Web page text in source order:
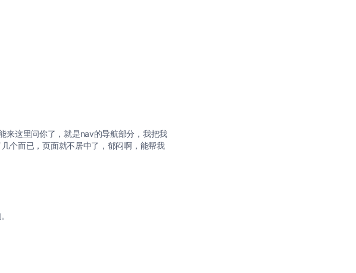
来这里问你了，就是nav的导航部分，我把我
个而已，页面就不居中了，郁闷啊，能帮我